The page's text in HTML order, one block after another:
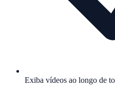
Exiba vídeos ao longo de